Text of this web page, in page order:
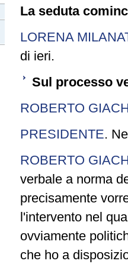
La seduta
LORENA
di ieri.
Sul processo
ROBERTO
PRESIDENTE.
ROBERTO
verbale a norma
precisamente
l'intervento nel
ovviamente
che ho a